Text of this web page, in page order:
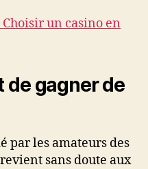
un casino en
de gagner de
par les amateurs des
sans doute aux